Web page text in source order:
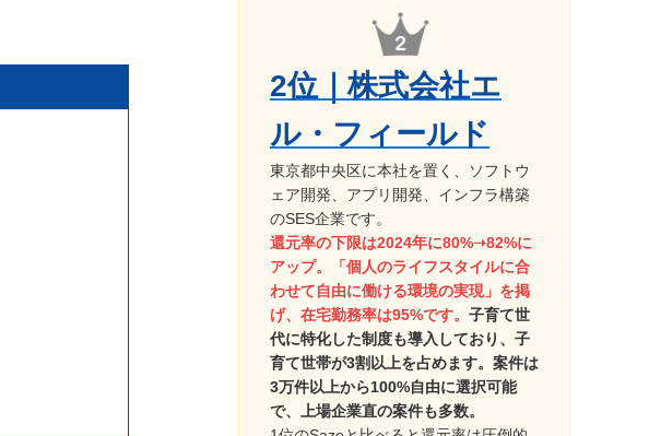
2位｜株式会社エ
ル・フィールド
東京都中央区に本社を置く、ソフトウ
ェア開発、アプリ開発、インフラ構築
のSES企業です。
還元率の下限は2024年に80%➝82%に
アップ。「個人のライフスタイルに合
わせて自由に働ける環境の実現」を掲
げ、在宅勤務率は95%です。 子育て世
代に特化した制度も導入しており、子
育て世帯が3割以上を占めます。案件は
3万件以上から100%自由に選択可能
で、上場企業直の案件も多数。